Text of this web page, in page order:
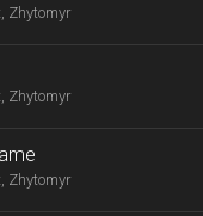
Zhytomyr
Zhytomyr
Zhytomyr